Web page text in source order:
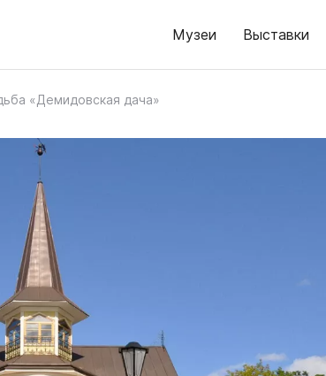
Музеи Выставки
«Демидовская дача»